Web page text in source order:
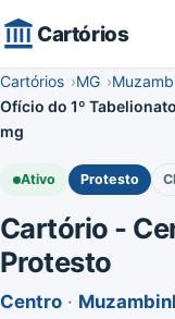
Cartórios
Cartórios MG
Ofício do 1º
mg
Ativo Protesto
Cartório -
Protesto
Centro ·